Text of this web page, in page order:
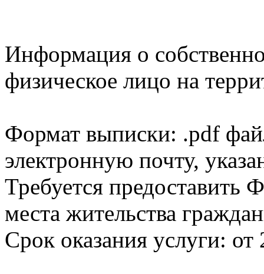
Информация о
физическое лицо на
Формат выписки: .pdf
электронную почту,
Требуется
места жительства
Срок оказания услуги: от